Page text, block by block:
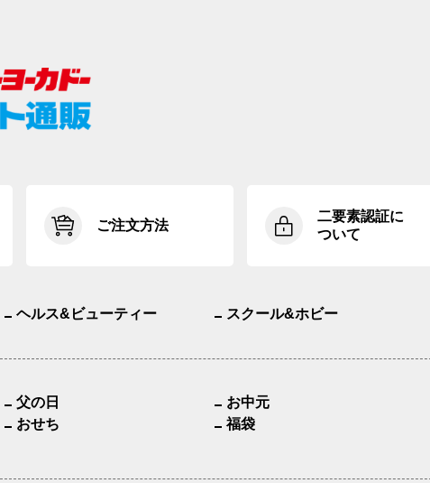
ご注文方法
二要素認証に
ついて
ヘルス&ビューティー スクール&ホビー
父の日
お中元
おせち
福袋